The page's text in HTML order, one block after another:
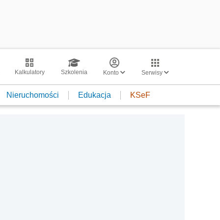
Kalkulatory Szkolenia Konto Serwisy
Nieruchomości Edukacja KSeF